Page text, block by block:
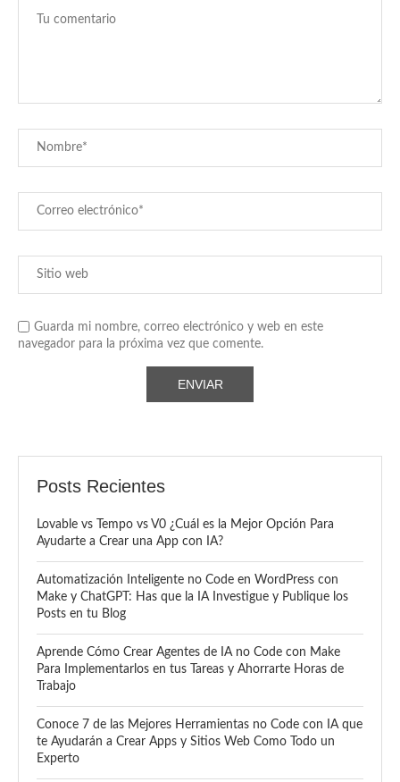
Guarda mi nombre, correo electrónico y web en este
navegador para la próxima vez que comente.
Posts Recientes
Lovable vs Tempo vs V0 ¿Cuál es la Mejor Opción Para
Ayudarte a Crear una App con IA?
Automatización Inteligente no Code en WordPress con
Make y ChatGPT: Has que la IA Investigue y Publique los
Posts en tu Blog
Aprende Cómo Crear Agentes de IA no Code con Make
Para Implementarlos en tus Tareas y Ahorrarte Horas de
Trabajo
Conoce 7 de las Mejores Herramientas no Code con IA que
te Ayudarán a Crear Apps y Sitios Web Como Todo un
Experto